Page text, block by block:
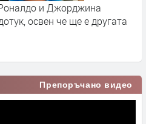
и Джорджина
освен че ще е другата
Препоръчано видео